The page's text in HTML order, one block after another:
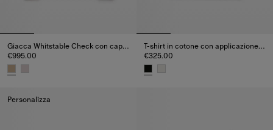
Giacca Whitstable Check con cappuccio
€995.00
T-shirt in cotone con applicazione Check
€325.00
Personalizza